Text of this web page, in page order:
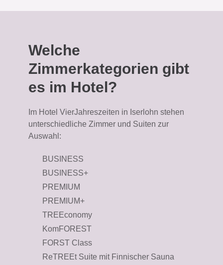
Welche
Zimmerkategorien gibt
es im Hotel?
Im Hotel VierJahreszeiten in Iserlohn stehen
unterschiedliche Zimmer und Suiten zur
Auswahl:
BUSINESS
BUSINESS+
PREMIUM
PREMIUM+
TREEconomy
KomFOREST
FORST Class
ReTREEt Suite mit Finnischer Sauna